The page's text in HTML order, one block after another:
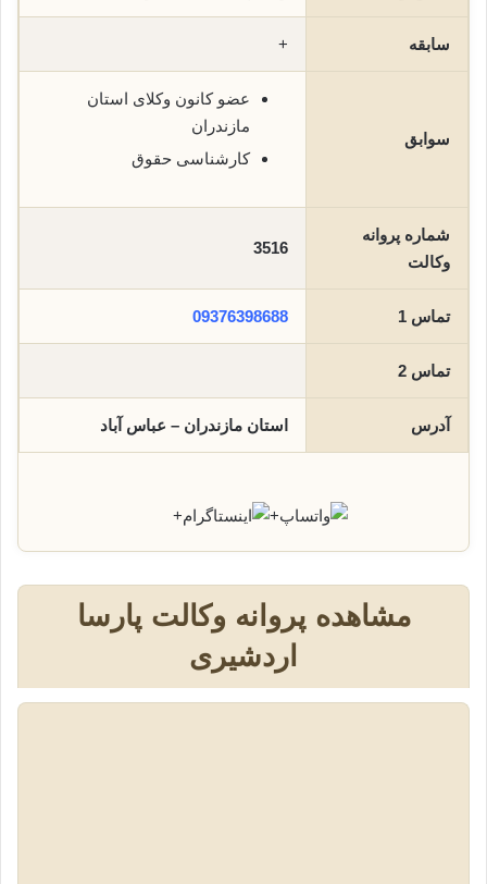
سابقه +
سوابق
عضو کانون وکلای استان
مازندران
کارشناسی حقوق
شماره پروانه
وکالت
3516
تماس 1 09376398688
تماس 2
آدرس استان مازندران – عباس آباد
+
+
مشاهده پروانه وکالت پارسا
اردشیری